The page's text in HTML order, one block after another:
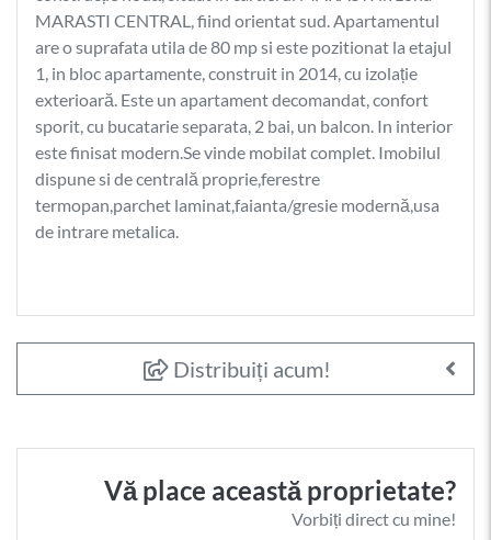
MARASTI CENTRAL, fiind orientat sud. Apartamentul
are o suprafata utila de 80 mp si este pozitionat la etajul
1, in bloc apartamente, construit in 2014, cu izolație
exterioară. Este un apartament decomandat, confort
sporit, cu bucatarie separata, 2 bai, un balcon. In interior
este finisat modern.Se vinde mobilat complet. Imobilul
dispune si de centrală proprie,ferestre
termopan,parchet laminat,faianta/gresie modernă,usa
de intrare metalica.
Distribuiți acum!
Vă place această proprietate?
Vorbiți direct cu mine!